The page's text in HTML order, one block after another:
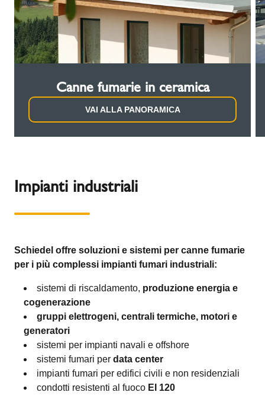
Canne fumarie in ceramica
VAI ALLA PANORAMICA
Impianti industriali
Schiedel offre soluzioni e sistemi per canne fumarie
per i più complessi impianti fumari industriali:
sistemi di riscaldamento, produzione energia e
cogenerazione
gruppi elettrogeni, centrali termiche, motori e
generatori
sistemi per impianti navali e offshore
sistemi fumari per data center
impianti fumari per edifici civili e non residenziali
condotti resistenti al fuoco EI 120